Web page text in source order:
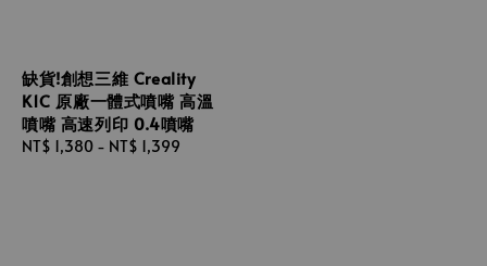
缺貨!創想三維 Creality
K1C 原廠一體式噴嘴 高溫
噴嘴 高速列印 0.4噴嘴
Regular
NT$ 1,380 - NT$ 1,399